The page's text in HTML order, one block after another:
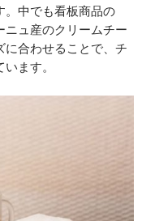
。中でも看板商品の
ニュ産のクリームチー
に合わせることで、チ
ます。